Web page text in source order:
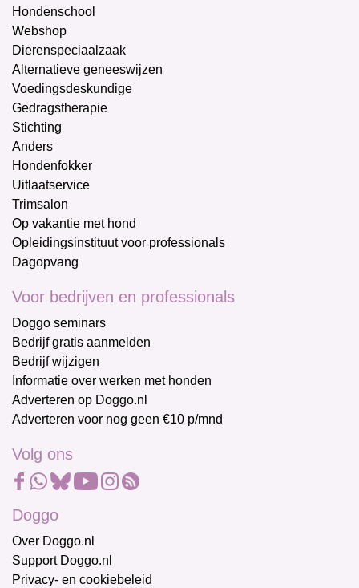
Hondenschool
Webshop
Dierenspeciaalzaak
Alternatieve geneeswijzen
Voedingsdeskundige
Gedragstherapie
Stichting
Anders
Hondenfokker
Uitlaatservice
Trimsalon
Op vakantie met hond
Opleidingsinstituut voor professionals
Dagopvang
Voor bedrijven en professionals
Doggo seminars
Bedrijf gratis aanmelden
Bedrijf wijzigen
Informatie over werken met honden
Adverteren op Doggo.nl
Adverteren voor nog geen €10 p/mnd
Volg ons
Doggo
Over Doggo.nl
Support Doggo.nl
Privacy- en cookiebeleid